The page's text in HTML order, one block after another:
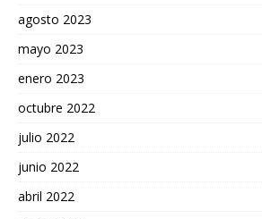
agosto 2023
mayo 2023
enero 2023
octubre 2022
julio 2022
junio 2022
abril 2022